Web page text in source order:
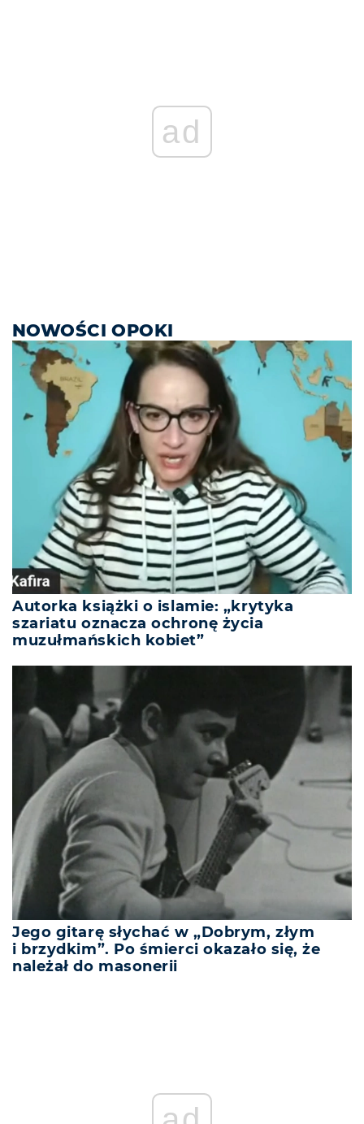
ad
NOWOŚCI OPOKI
Autorka książki o islamie: „krytyka
szariatu oznacza ochronę życia
muzułmańskich kobiet”
Jego gitarę słychać w „Dobrym, złym
i brzydkim”. Po śmierci okazało się, że
należał do masonerii